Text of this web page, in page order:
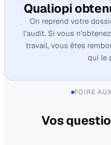
Qualiopi
On reprend votre
l'audit. Si vous
travail, vous êtes
qui le
FOIRE
Vos